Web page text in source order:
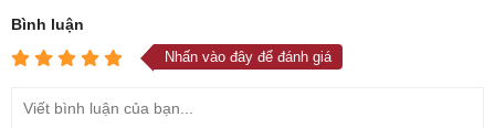
Bình luận
Nhấn vào đây để đánh giá